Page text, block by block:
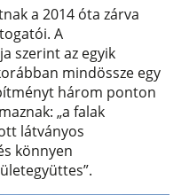
a 2014 óta zárva
A
szerint az egyik
mindössze egy
három ponton
„a falak
látványos
könnyen